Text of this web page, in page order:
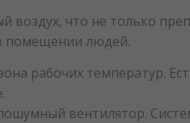
что не только
помещении людей.
рабочих температур.
вентилятор.